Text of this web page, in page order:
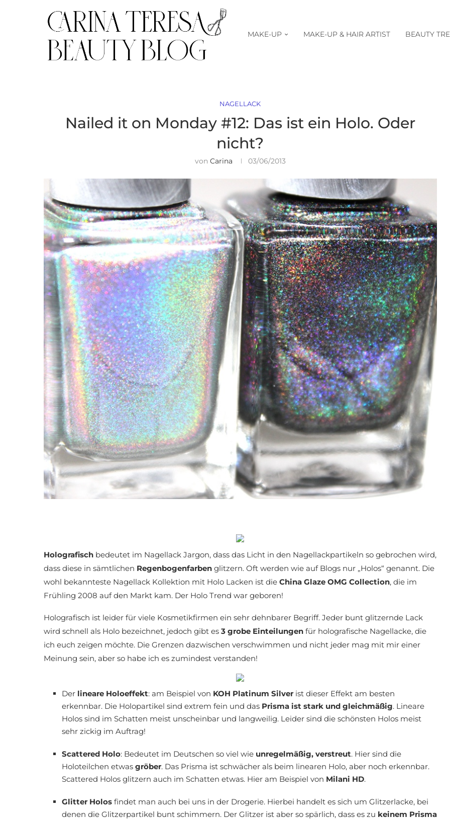
MAKE-UP MAKE-UP & HAIR ARTIST BEAUTY
NAGELLACK
Nailed it on Monday #12: Das ist ein Holo. Oder
nicht?
von Carina 03/06/2013
Holografisch bedeutet im Nagellack Jargon, dass das Licht in den Nagellackpartikeln so gebrochen wird,
dass diese in sämtlichen Regenbogenfarben glitzern. Oft werden wie auf Blogs nur „Holos“ genannt. Die
wohl bekannteste Nagellack Kollektion mit Holo Lacken ist die China Glaze OMG Collection, die im
Frühling 2008 auf den Markt kam. Der Holo Trend war geboren!
Holografisch ist leider für viele Kosmetikfirmen ein sehr dehnbarer Begriff. Jeder bunt glitzernde Lack
wird schnell als Holo bezeichnet, jedoch gibt es 3 grobe Einteilungen für holografische Nagellacke, die
ich euch zeigen möchte. Die Grenzen dazwischen verschwimmen und nicht jeder mag mit mir einer
Meinung sein, aber so habe ich es zumindest verstanden!
Der lineare Holoeffekt: am Beispiel von KOH Platinum Silver ist dieser Effekt am besten
erkennbar. Die Holopartikel sind extrem fein und das Prisma ist stark und gleichmäßig. Lineare
Holos sind im Schatten meist unscheinbar und langweilig. Leider sind die schönsten Holos meist
sehr zickig im Auftrag!
Scattered Holo: Bedeutet im Deutschen so viel wie unregelmäßig, verstreut. Hier sind die
Holoteilchen etwas gröber. Das Prisma ist schwächer als beim linearen Holo, aber noch erkennbar.
Scattered Holos glitzern auch im Schatten etwas. Hier am Beispiel von Milani HD.
Glitter Holos findet man auch bei uns in der Drogerie. Hierbei handelt es sich um Glitzerlacke, bei
denen die Glitzerpartikel bunt schimmern. Der Glitzer ist aber so spärlich, dass es zu keinem Prisma